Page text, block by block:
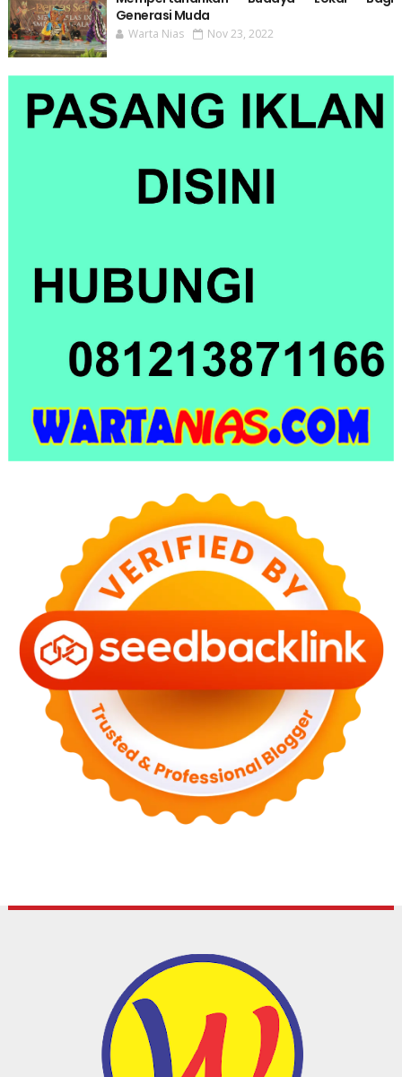
Generasi Muda
Warta Nias Nov 23, 2022